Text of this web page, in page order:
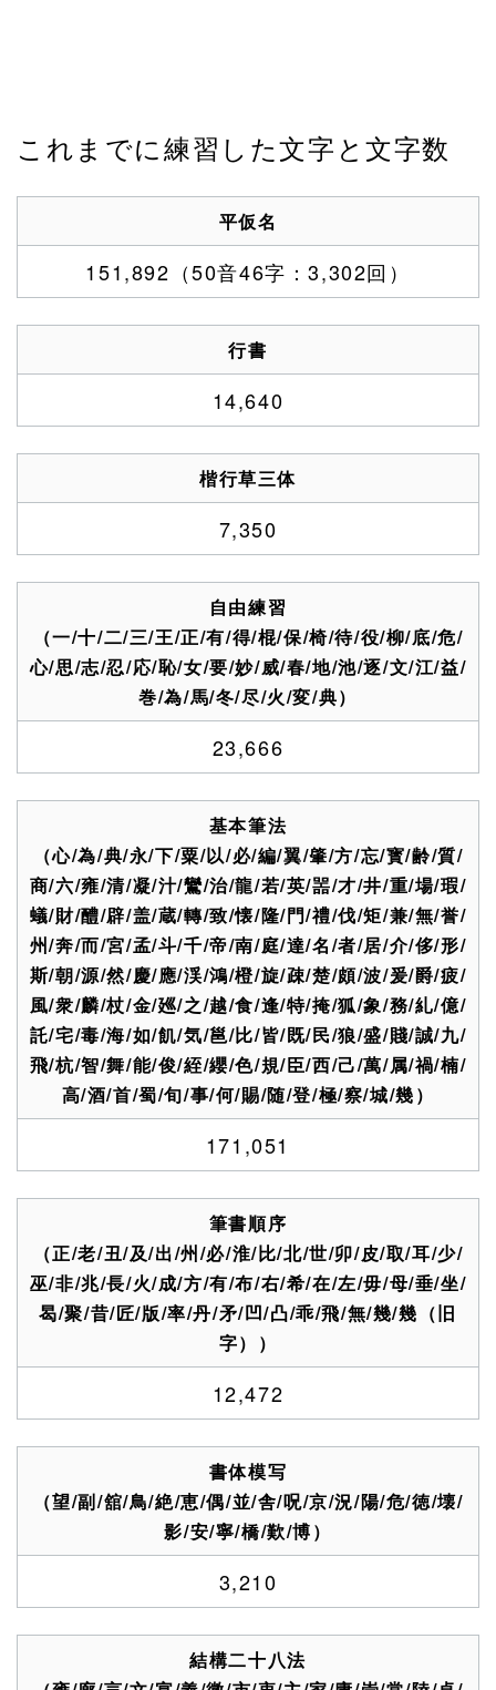
これまでに練習した文字と文字数
平仮名
151,892（50音46字：3,302回）
行書
14,640
楷行草三体
7,350
自由練習
（一/十/二/三/王/正/有/得/棍/保/椅/待/役/柳/底/危/
心/思/志/忍/応/恥/女/要/妙/威/春/地/池/逐/文/江/益/
巻/為/馬/冬/尽/火/変/典）
23,666
基本筆法
（心/為/典/永/下/粟/以/必/編/翼/肇/方/忘/寳/齢/質/
商/六/雍/清/凝/汁/鸞/治/龍/若/英/噐/才/井/重/場/瑕/
蟻/財/醴/辟/盖/蔵/轉/致/懐/隆/門/禮/伐/矩/兼/無/誉/
州/奔/而/宮/孟/斗/千/帝/南/庭/達/名/者/居/介/侈/形/
斯/朝/源/然/慶/應/渓/鴻/橙/旋/疎/楚/頗/波/爰/爵/疲/
風/衆/麟/杖/金/廵/之/越/食/逢/特/掩/狐/象/務/糺/億/
託/宅/毒/海/如/飢/気/邕/比/皆/既/民/狼/盛/賤/誠/九/
飛/杭/智/舞/能/俊/絰/纓/色/規/臣/西/己/萬/属/禍/楠/
高/酒/首/蜀/旬/事/何/賜/随/登/極/察/城/幾）
171,051
筆書順序
（正/老/丑/及/出/州/必/淮/比/北/世/卯/皮/取/耳/少/
巫/非/兆/長/火/成/方/有/布/右/希/在/左/毋/母/垂/坐/
曷/聚/昔/匠/版/率/丹/矛/凹/凸/乖/飛/無/幾/幾（旧
字））
12,472
書体模写
（望/副/舘/鳥/絶/恵/偶/並/舎/呪/京/況/陽/危/徳/壊/
影/安/寧/橋/歎/博）
3,210
結構二十八法